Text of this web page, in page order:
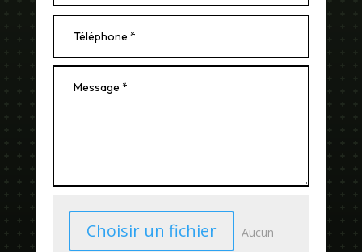
Choisir un fichier
Aucun